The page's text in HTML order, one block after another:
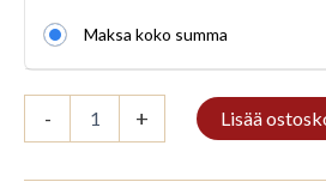
Maksa koko summa
-
3/7
Viimistlemata
+ Lisää